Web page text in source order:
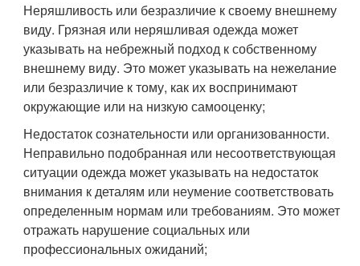
Неряшливость или безразличие к своему внешнему
виду. Грязная или неряшливая одежда может
указывать на небрежный подход к собственному
внешнему виду. Это может указывать на нежелание
или безразличие к тому, как их воспринимают
окружающие или на низкую самооценку;
Недостаток сознательности или организованности.
Неправильно подобранная или несоответствующая
ситуации одежда может указывать на недостаток
внимания к деталям или неумение соответствовать
определенным нормам или требованиям. Это может
отражать нарушение социальных или
профессиональных ожиданий;